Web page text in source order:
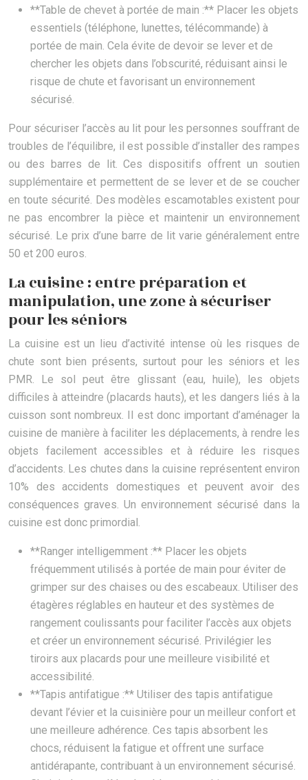
**Table de chevet à portée de main :** Placer les objets
essentiels (téléphone, lunettes, télécommande) à
portée de main. Cela évite de devoir se lever et de
chercher les objets dans l’obscurité, réduisant ainsi le
risque de chute et favorisant un environnement
sécurisé.
Pour sécuriser l’accès au lit pour les personnes souffrant de
troubles de l’équilibre, il est possible d’installer des rampes
ou des barres de lit. Ces dispositifs offrent un soutien
supplémentaire et permettent de se lever et de se coucher
en toute sécurité. Des modèles escamotables existent pour
ne pas encombrer la pièce et maintenir un environnement
sécurisé. Le prix d’une barre de lit varie généralement entre
50 et 200 euros.
La cuisine : entre préparation et
manipulation, une zone à sécuriser
pour les séniors
La cuisine est un lieu d’activité intense où les risques de
chute sont bien présents, surtout pour les séniors et les
PMR. Le sol peut être glissant (eau, huile), les objets
difficiles à atteindre (placards hauts), et les dangers liés à la
cuisson sont nombreux. Il est donc important d’aménager la
cuisine de manière à faciliter les déplacements, à rendre les
objets facilement accessibles et à réduire les risques
d’accidents. Les chutes dans la cuisine représentent environ
10% des accidents domestiques et peuvent avoir des
conséquences graves. Un environnement sécurisé dans la
cuisine est donc primordial.
**Ranger intelligemment :** Placer les objets
fréquemment utilisés à portée de main pour éviter de
grimper sur des chaises ou des escabeaux. Utiliser des
étagères réglables en hauteur et des systèmes de
rangement coulissants pour faciliter l’accès aux objets
et créer un environnement sécurisé. Privilégier les
tiroirs aux placards pour une meilleure visibilité et
accessibilité.
**Tapis antifatigue :** Utiliser des tapis antifatigue
devant l’évier et la cuisinière pour un meilleur confort et
une meilleure adhérence. Ces tapis absorbent les
chocs, réduisent la fatigue et offrent une surface
antidérapante, contribuant à un environnement sécurisé.